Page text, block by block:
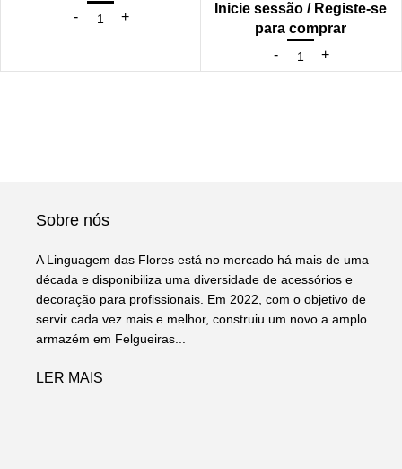
Inicie sessão / Registe-se
para comprar
Sobre nós
A Linguagem das Flores está no mercado há mais de uma
década e disponibiliza uma diversidade de acessórios e
decoração para profissionais. Em 2022, com o objetivo de
servir cada vez mais e melhor, construiu um novo a amplo
armazém em Felgueiras...
LER MAIS